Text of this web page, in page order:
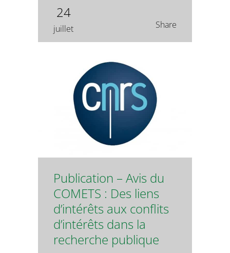
24
juillet Share
Publication – Avis du
COMETS : Des liens
d’intérêts aux conflits
d’intérêts dans la
recherche publique